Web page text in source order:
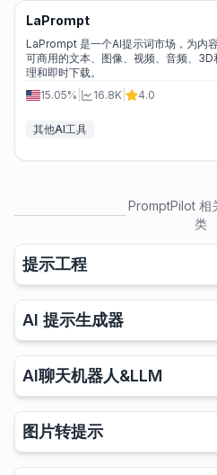
LaPrompt
LaPrompt 是一个AI提示词市场，为内
可商用的文本、图像、视频、音频、
理和即时下载。
15.05%
16.8K 4.0
其他AI工具
PromptPilot 相
类
提示工程
AI 提示生成器
AI聊天机器人&LLM
图片转提示